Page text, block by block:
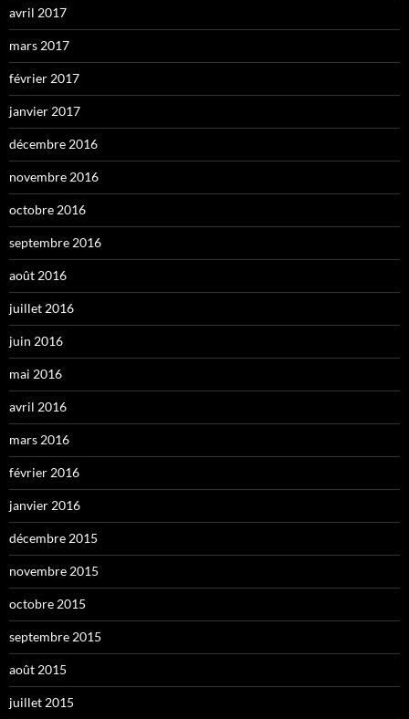
avril 2017
mars 2017
février 2017
janvier 2017
décembre 2016
novembre 2016
octobre 2016
septembre 2016
août 2016
juillet 2016
juin 2016
mai 2016
avril 2016
mars 2016
février 2016
janvier 2016
décembre 2015
novembre 2015
octobre 2015
septembre 2015
août 2015
juillet 2015